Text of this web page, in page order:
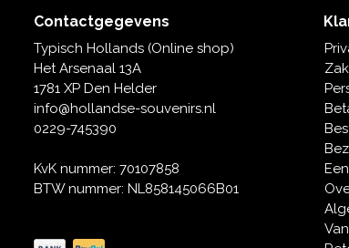
Contactgegevens
Typisch Hollands (Online shop)
Het Arsenaal 13A
1781 XP Den Helder
info@hollandse-souvenirs.nl
0229-745390
KvK nummer: 70107858
BTW nummer: NL858145066B01